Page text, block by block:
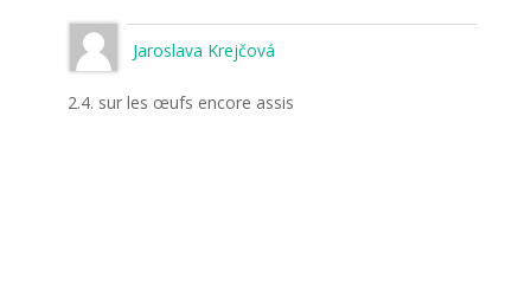
Jaroslava Krejčová
2.4. sur les œufs encore assis